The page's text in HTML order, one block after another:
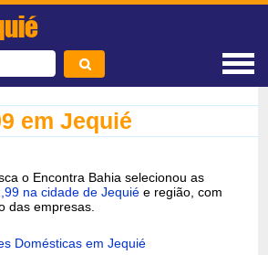
em Jequié
o Encontra Bahia selecionou as
na cidade de Jequié e região, com
das empresas.
Domésticas em Jequié